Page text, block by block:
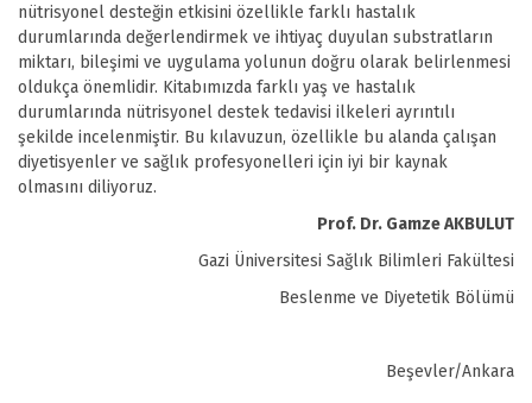
nütrisyonel desteğin etkisini özellikle farklı hastalık
durumlarında değerlendirmek ve ihtiyaç duyulan substratların
miktarı, bileşimi ve uygulama yolunun doğru olarak belirlenmesi
oldukça önemlidir. Kitabımızda farklı yaş ve hastalık
durumlarında nütrisyonel destek tedavisi ilkeleri ayrıntılı
şekilde incelenmiştir. Bu kılavuzun, özellikle bu alanda çalışan
diyetisyenler ve sağlık profesyonelleri için iyi bir kaynak
olmasını diliyoruz.
Prof. Dr. Gamze AKBULUT
Gazi Üniversitesi Sağlık Bilimleri Fakültesi
Beslenme ve Diyetetik Bölümü
Beşevler/Ankara